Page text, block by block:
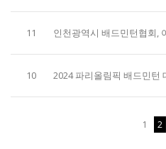
11 인천광역시 배드민턴협회,
10 2024 파리올림픽 배드민턴
1 2